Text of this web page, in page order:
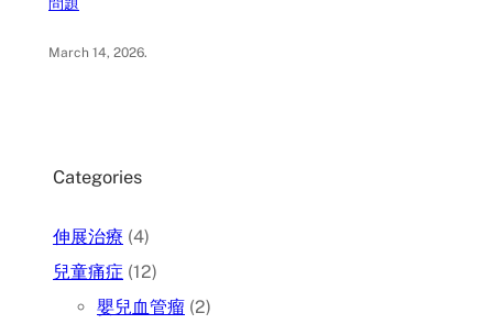
March 14, 2026.
Categories
伸展治療 (4)
兒童痛症 (12)
嬰兒血管瘤 (2)